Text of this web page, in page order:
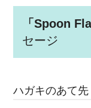
「Spoon
セージ
ハガキのあて先